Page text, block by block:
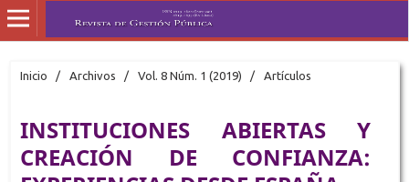
Inicio / Archivos / Vol. 8 Núm. 1 (2019) / Artículos
INSTITUCIONES ABIERTAS Y
CREACIÓN DE CONFIANZA: